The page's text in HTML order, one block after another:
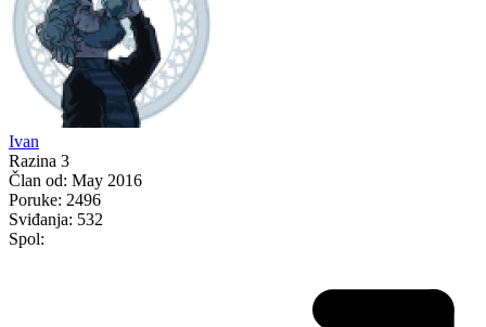
Ivan
Razina 3
Član od: May 2016
Poruke: 2496
Sviđanja: 532
Spol: